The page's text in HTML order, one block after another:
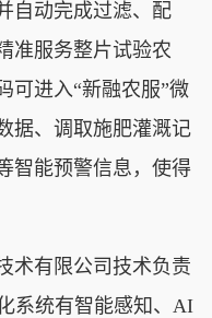
自动完成过滤、配
准服务整片试验农
可进入“新融农服”微
据、调取施肥灌溉记
智能预警信息，使得
有限公司技术负责
系统有智能感知、AI